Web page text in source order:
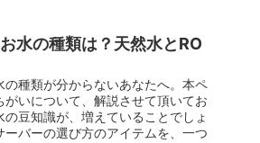
水の種類は？天然水とRO
種類が分からないあなたへ。本ペ
いについて、解説させて頂いてお
豆知識が、増えていることでしょ
ーバーの選び方のアイテムを、一つ